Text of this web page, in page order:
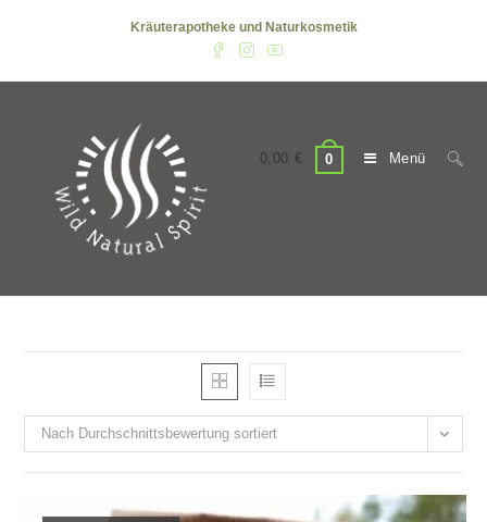
Kräuterapotheke und Naturkosmetik
0,00 € 0 Menü
Nach Durchschnittsbewertung sortiert